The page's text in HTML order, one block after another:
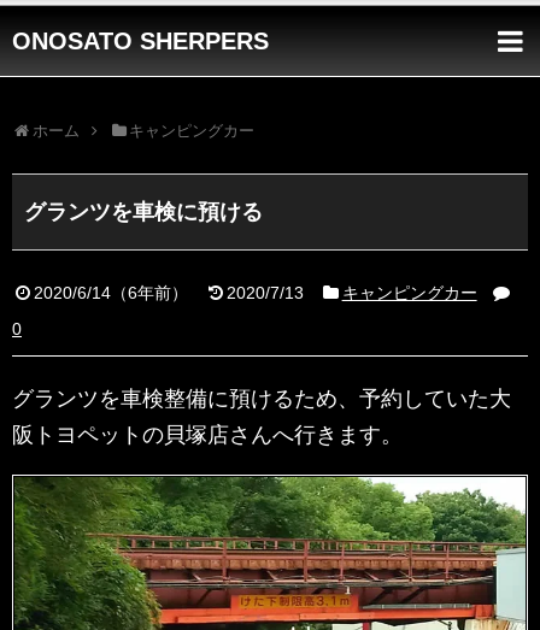
ONOSATO SHERPERS
ホーム キャンピングカー
グランツを車検に預ける
2020/6/14 （6年前） 2020/7/13
キャンピングカー
0
グランツを車検整備に預けるため、予約していた大
阪トヨペットの貝塚店さんへ行きます。